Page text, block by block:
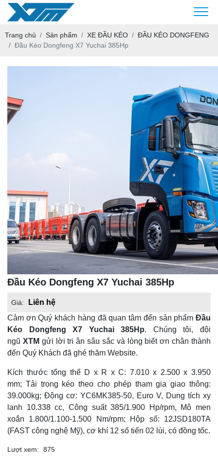
Trang chủ Sản phẩm XE ĐẦU KÉO
ĐẦU KÉO DONGFENG
Đầu Kéo Dongfeng X7 Yuchai 385Hp
Đầu Kéo Dongfeng X7 Yuchai 385Hp
Giá:
Liên hệ
Cảm ơn Quý khách hàng đã quan tâm đến sản phẩm Đầu
Kéo Dongfeng X7 Yuchai 385Hp. Chúng tôi, đội
ngũ XTM gửi lời tri ân sâu sắc và lòng biết ơn chân thành
đến Quý Khách đã ghé thăm Website.
Kích thước tổng thể D x R x C: 7.010 x 2.500 x 3.950
mm; Tải trọng kéo theo cho phép tham gia giao thông:
39.000kg; Động cơ: YC6MK385-50, Euro V, Dung tích xy
lanh 10.338 cc, Công suất 385/1.900 Hp/rpm, Mô men
xoắn 1.800/1.100-1.500 Nm/rpm; Hộp số: 12JSD180TA
(FAST công nghệ Mỹ), cơ khí 12 số tiến 02 lùi, có đồng tốc.
Lượt xem: 875